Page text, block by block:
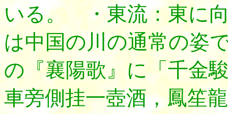
いる。・東流：東に
は中国の川の通常の姿
の『襄陽歌』に「千金
車旁側挂一壺酒，鳳笙